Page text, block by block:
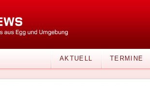
AKTUELL TERMINE